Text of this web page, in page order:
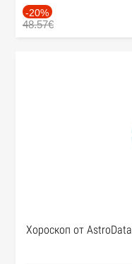
-20%
48.57€
Хороскоп от AstroData